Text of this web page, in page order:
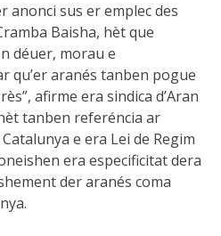
anonci sus er emplec des
Baisha, hèt que
déuer, morau e
qu’er aranés tanben pogue
afirme era sindica d’Aran
tanben referéncia ar
e era Lei de Regim
era especificitat dera
der aranés coma